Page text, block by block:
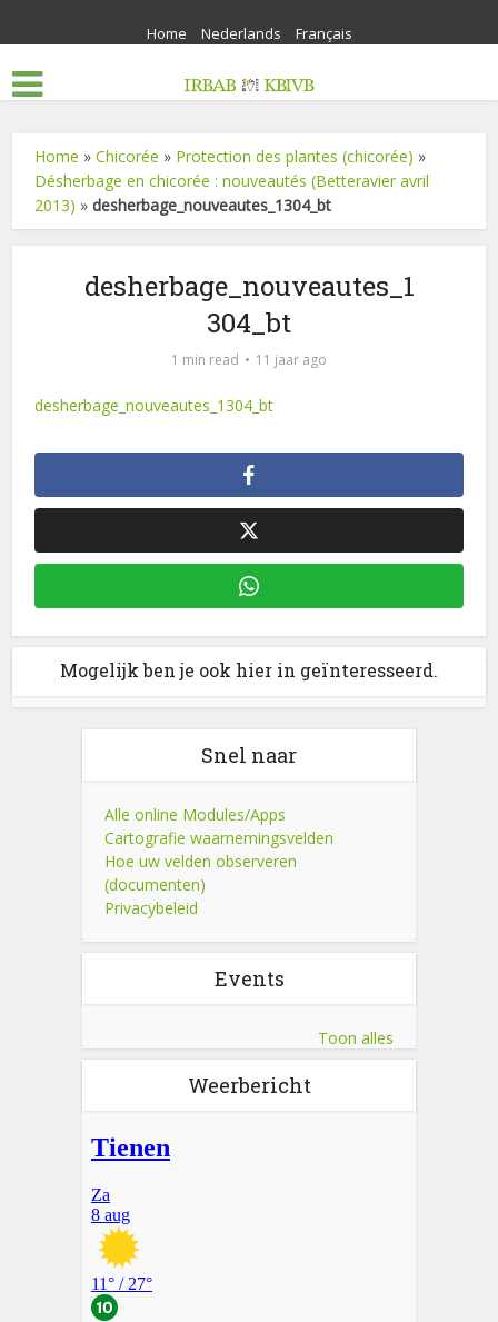
Home Nederlands Français
Home »Chicorée » Protection des plantes (chicorée) »
Désherbage en chicorée : nouveautés (Betteravier avril
2013) »desherbage_nouveautes_1304_bt
desherbage_nouveautes_1
304_bt
1 min read 11 jaar ago
desherbage_nouveautes_1304_bt
Mogelijk ben je ook hier in geïnteresseerd.
Snel naar
Alle online Modules/Apps
Cartografie waarnemingsvelden
Hoe uw velden observeren
(documenten)
Privacybeleid
Events
Toon alles
Weerbericht